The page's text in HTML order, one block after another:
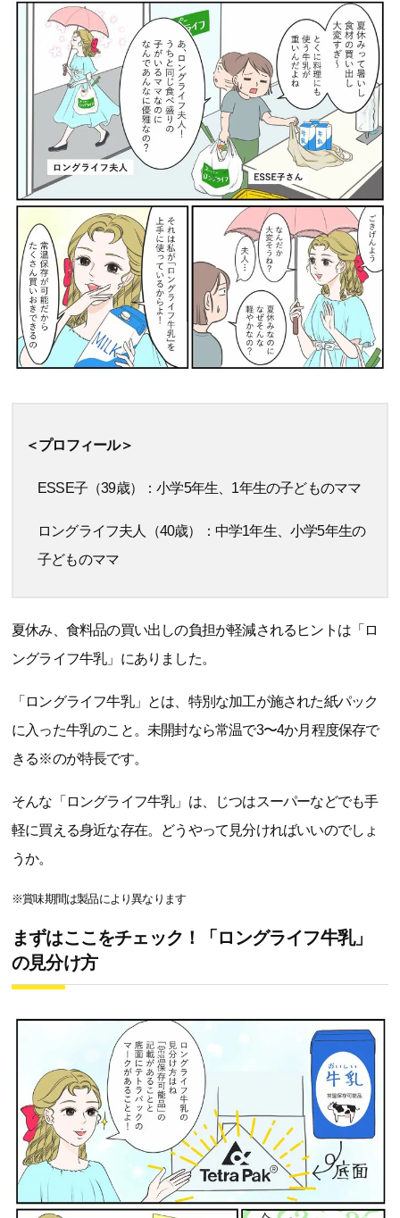
＜プロフィール＞
ESSE子（39歳）：小学5年生、1年生の子どものママ
ロングライフ夫人（40歳）：中学1年生、小学5年生の
子どものママ
夏休み、食料品の買い出しの負担が軽減されるヒントは「ロ
ングライフ牛乳」にありました。
「ロングライフ牛乳」とは、特別な加工が施された紙パック
に入った牛乳のこと。未開封なら常温で3〜4か月程度保存で
きる※のが特長です。
そんな「ロングライフ牛乳」は、じつはスーパーなどでも手
軽に買える身近な存在。どうやって見分ければいいのでしょ
うか。
※賞味期間は製品により異なります
まずはここをチェック！「ロングライフ牛乳」
の見分け方